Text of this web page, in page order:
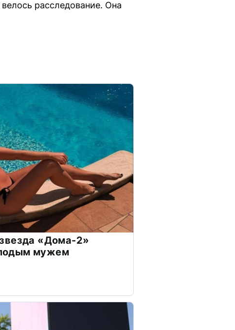
расследование. Она
«Дома-2»
мужем